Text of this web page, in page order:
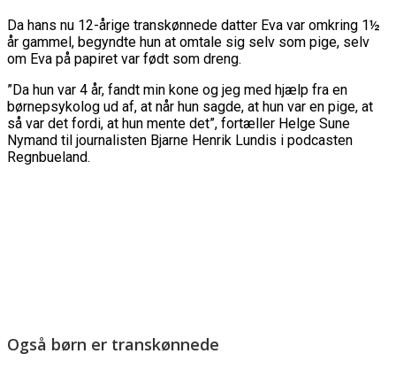
Da hans nu 12-årige transkønnede datter Eva var omkring 1½
år gammel, begyndte hun at omtale sig selv som pige, selv
om Eva på papiret var født som dreng.
”Da hun var 4 år, fandt min kone og jeg med hjælp fra en
børnepsykolog ud af, at når hun sagde, at hun var en pige, at
så var det fordi, at hun mente det”, fortæller Helge Sune
Nymand til journalisten Bjarne Henrik Lundis i podcasten
Regnbueland.
Også børn er transkønnede